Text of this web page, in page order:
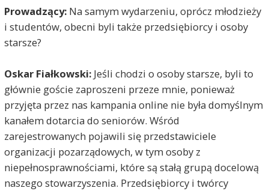
Prowadzący:Na samym wydarzeniu, oprócz młodzieży
i studentów, obecni byli także przedsiębiorcy i osoby
starsze?
Oskar Fiałkowski:Jeśli chodzi o osoby starsze, byli to
głównie goście zaproszeni przeze mnie, ponieważ
przyjęta przez nas kampania online nie była domyślnym
kanałem dotarcia do seniorów. Wśród
zarejestrowanych pojawili się przedstawiciele
organizacji pozarządowych, w tym osoby z
niepełnosprawnościami, które są stałą grupą docelową
naszego stowarzyszenia. Przedsiębiorcy i twórcy